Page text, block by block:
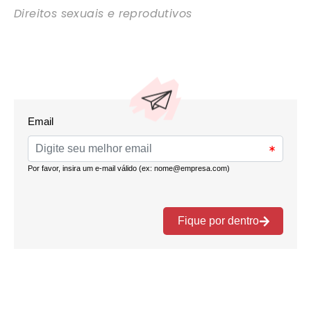
Direitos sexuais e reprodutivos